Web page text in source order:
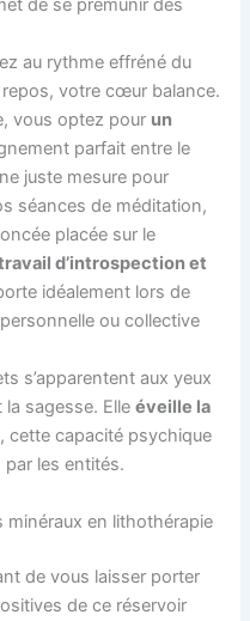
de se prémunir des
au rythme effréné du
votre cœur balance.
vous optez pour un
parfait entre le
juste mesure pour
séances de méditation,
placée sur le
d’introspection et
idéalement lors de
ou collective
s’apparentent aux yeux
la sagesse. Elleéveille la
, cette capacité psychique
les entités.
minéraux en lithothérapie
de vous laisser porter
de ce réservoir